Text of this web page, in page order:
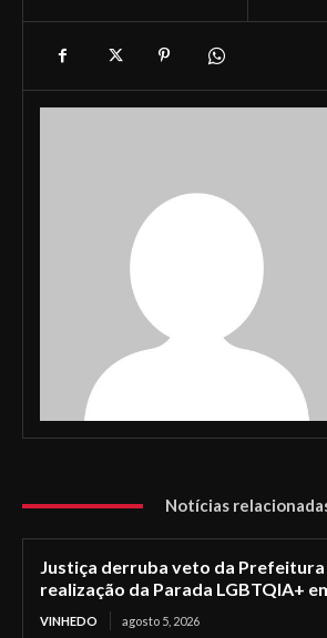
Notícias
Justiça derruba veto da
realização da Parada LGBTQIA+
VINHEDO agosto 5, 2026